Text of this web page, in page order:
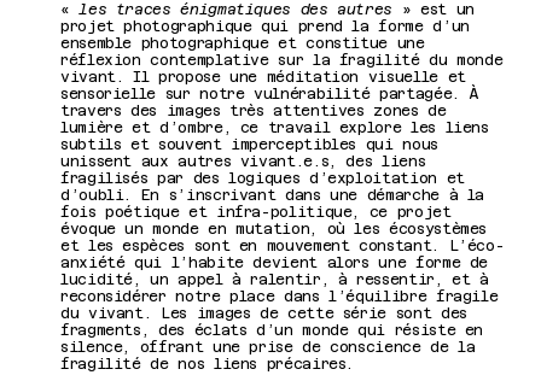
«les traces énigmatiques des autres » est un
projet photographique qui prend la forme d’un
ensemble photographique et constitue une
réflexion contemplative sur la fragilité du monde
vivant. Il propose une méditation visuelle et
sensorielle sur notre vulnérabilité partagée. À
travers des images très attentives zones de
lumière et d’ombre, ce travail explore les liens
subtils et souvent imperceptibles qui nous
unissent aux autres vivant.e.s, des liens
fragilisés par des logiques d’exploitation et
d’oubli. En s’inscrivant dans une démarche à la
fois poétique et infra-politique, ce projet
évoque un monde en mutation, où les écosystèmes
et les espèces sont en mouvement constant. L’éco-
anxiété qui l’habite devient alors une forme de
lucidité, un appel à ralentir, à ressentir, et à
reconsidérer notre place dans l’équilibre fragile
du vivant. Les images de cette série sont des
fragments, des éclats d’un monde qui résiste en
silence, offrant une prise de conscience de la
fragilité de nos liens précaires.